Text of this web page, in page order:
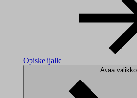
Opiskelijalle
Avaa valikko